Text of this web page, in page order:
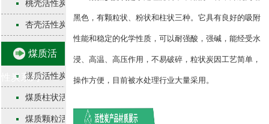
桃壳活性炭
杏壳活性炭
煤质活
性炭系列煤质活性炭
煤质柱状活性炭
煤质颗粒活性炭
黑色，有颗粒状、粉状和柱状三种。它具有良好的吸附
性能和稳定的化学性质，可以耐强酸，强碱，能经受水
浸、高温、高压作用，不易破碎，粒状炭因工艺简单，
操作方便，目前被水处理行业大量采用。